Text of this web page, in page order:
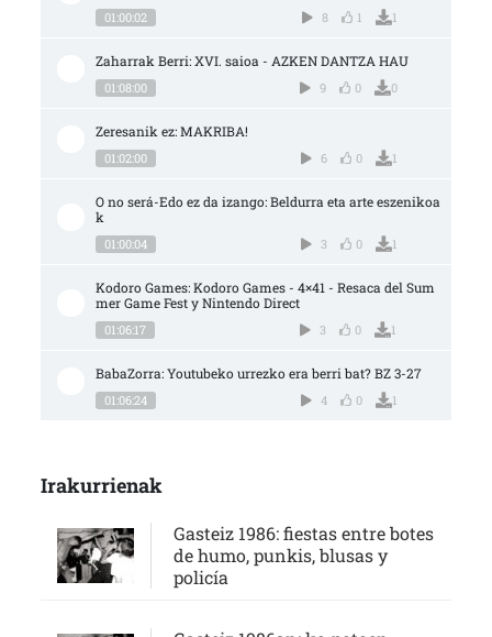
01:00:02 8 1 1
Zaharrak Berri: XVI. saioa - AZKEN DANTZA HAU
01:08:00 9 0 0
Zeresanik ez: MAKRIBA!
01:02:00 6 0 1
O no será-Edo ez da izango: Beldurra eta arte eszenikoa
k
01:00:04 3 0 1
Kodoro Games: Kodoro Games - 4×41 - Resaca del Sum
mer Game Fest y Nintendo Direct
01:06:17 3 0 1
BabaZorra: Youtubeko urrezko era berri bat? BZ 3-27
01:06:24 4 0 1
Irakurrienak
Gasteiz 1986: fiestas entre botes
de humo, punkis, blusas y
policía